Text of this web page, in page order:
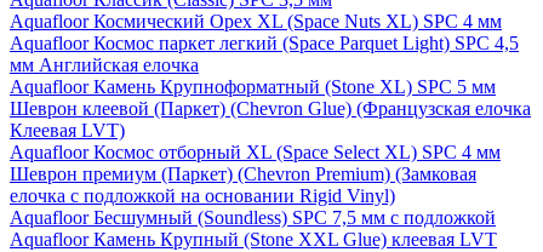
Aquafloor Космический Орех XL (Space Nuts XL) SPC 4 мм
Aquafloor Космос паркет легкий (Space Parquet Light) SPC 4,5
мм Английская елочка
Aquafloor Камень Крупноформатный (Stone XL) SPC 5 мм
Шеврон клеевой (Паркет) (Chevron Glue) (Французская елочка
Клеевая LVT)
Aquafloor Космос отборный XL (Space Select XL) SPC 4 мм
Шеврон премиум (Паркет) (Chevron Premium) (Замковая
елочка с подложкой на основании Rigid Vinyl)
Aquafloor Бесшумный (Soundless) SPC 7,5 мм с подложкой
Aquafloor Камень Крупный (Stone XXL Glue) клеевая LVT